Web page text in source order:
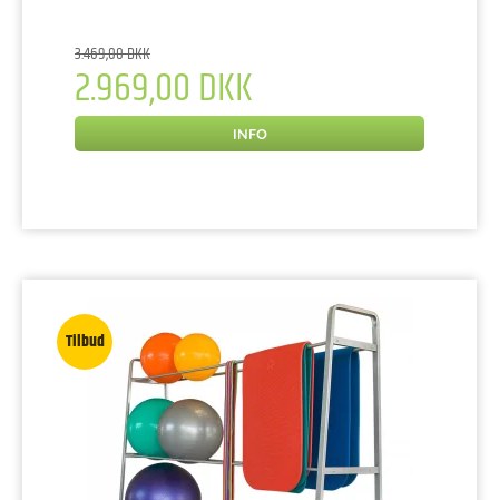
3.469,00 DKK
2.969,00 DKK
INFO
Tilbud